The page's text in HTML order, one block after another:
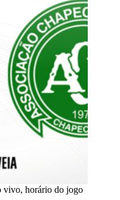
vivo, horário do jogo